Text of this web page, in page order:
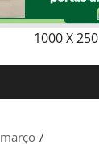
1000 X 250
março